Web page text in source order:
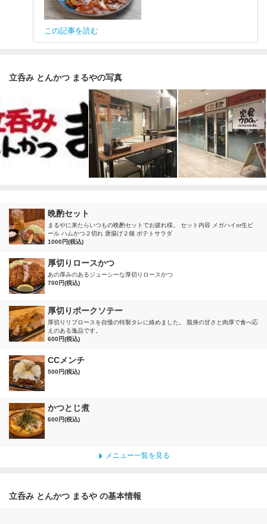
この記事を読む
立呑み とんかつ まるやの写真
晩酌セット
まるやに来たらいつもの晩酌セットでお疲れ様。 セット内容 メガハイor生ビ
ール ハムかつ２切れ 唐揚げ２個 ポテトサラダ
1000円(税込)
厚切りロースかつ
あの厚みのあるジューシーな厚切りロースかつ
700円(税込)
厚切りポークソテー
厚切りリブロースを自慢の特製タレに絡めました。 脂身の甘さと肉厚で食べ応
えのある逸品です。
600円(税込)
CCメンチ
500円(税込)
かつとじ煮
600円(税込)
メニュー一覧を見る
立呑み とんかつ まるや の基本情報